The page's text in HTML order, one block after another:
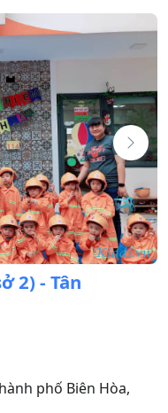
2) - Tân
phố Biên Hòa,